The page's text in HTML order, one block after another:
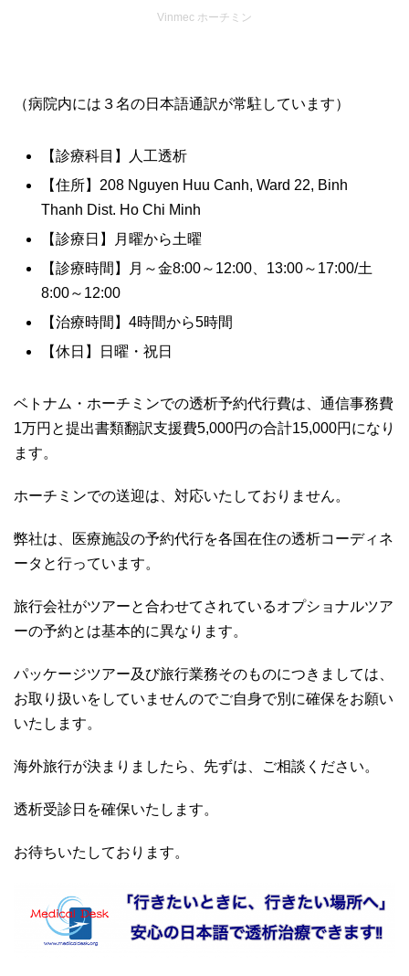
Vinmec ホーチミン
（病院内には３名の日本語通訳が常駐しています）
【診療科目】人工透析
【住所】208 Nguyen Huu Canh, Ward 22, Binh
Thanh Dist. Ho Chi Minh
【診療日】月曜から土曜
【診療時間】月～金8:00～12:00、13:00～17:00/土
8:00～12:00
【治療時間】4時間から5時間
【休日】日曜・祝日
ベトナム・ホーチミンでの透析予約代行費は、通信事務費
1万円と提出書類翻訳支援費5,000円の合計15,000円になり
ます。
ホーチミンでの送迎は、対応いたしておりません。
弊社は、医療施設の予約代行を各国在住の透析コーディネ
ータと行っています。
旅行会社がツアーと合わせてされているオプショナルツア
ーの予約とは基本的に異なります。
パッケージツアー及び旅行業務そのものにつきましては、
お取り扱いをしていませんのでご自身で別に確保をお願い
いたします。
海外旅行が決まりましたら、先ずは、ご相談ください。
透析受診日を確保いたします。
お待ちいたしております。